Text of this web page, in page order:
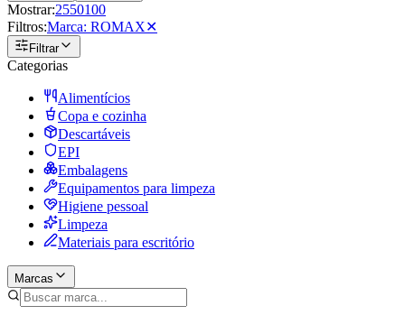
Mostrar:2550100
Filtros:Marca: ROMAX✕
Filtrar
Categorias
Alimentícios
Copa e cozinha
Descartáveis
EPI
Embalagens
Equipamentos para limpeza
Higiene pessoal
Limpeza
Materiais para escritório
Marcas